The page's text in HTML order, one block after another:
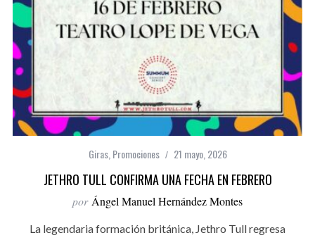
Giras, Promociones 21 mayo, 2026
JETHRO TULL CONFIRMA UNA FECHA EN FEBRERO
por Ángel Manuel Hernández Montes
La legendaria formación británica, Jethro Tull regresa